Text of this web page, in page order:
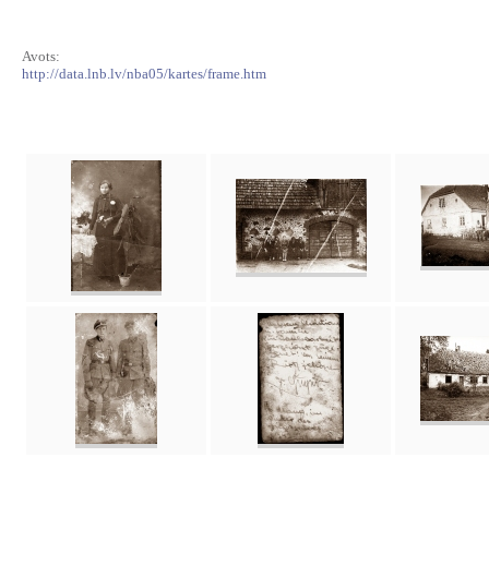
Avots:
http://data.lnb.lv/nba05/kartes/frame.htm